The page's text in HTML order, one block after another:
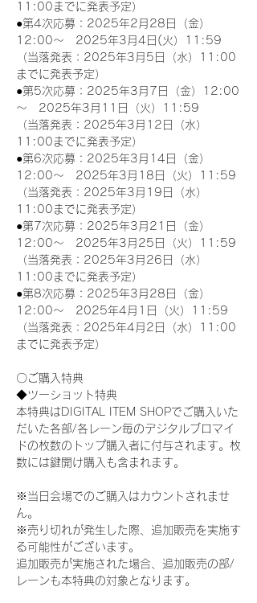
11:00までに発表予定）
●第4次応募：2025年2月28日（金）
12:00～　2025年3月4日(火）11:59
（当落発表：2025年3月5日（水）11:00
までに発表予定）
●第5次応募：2025年3月7日（金）12:00
～　2025年3月11日（火）11:59
（当落発表：2025年3月12日（水）
11:00までに発表予定）
●第6次応募：2025年3月14日（金）
12:00～　2025年3月18日（火）11:59
（当落発表：2025年3月19日（水）
11:00までに発表予定）
●第7次応募：2025年3月21日（金）
12:00～　2025年3月25日（火）11:59
（当落発表：2025年3月26日（水）
11:00までに発表予定）
●第8次応募：2025年3月28日（金）
12:00～　2025年4月1日（火）11:59
（当落発表：2025年4月2日（水）11:00
までに発表予定）
〇ご購入特典
◆ツーショット特典
本特典はDIGITAL ITEM SHOPでご購入いた
だいた各部/各レーン毎のデジタルブロマイ
ドの枚数のトップ購入者に付与されます。枚
数には鍵開け購入も含まれます。
※当日会場でのご購入はカウントされませ
ん。
※売り切れが発生した際、追加販売を実施す
る可能性がございます。
追加販売が実施された場合、追加販売の部/
レーンも本特典の対象となります。